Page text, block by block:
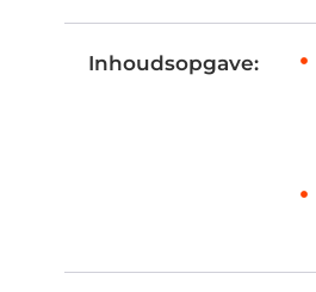
Inhoudsopgave: